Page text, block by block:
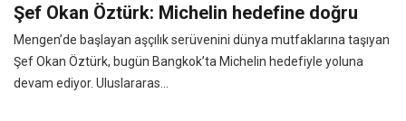
Şef Okan Öztürk: Michelin hedefine doğru
Mengen’de başlayan aşçılık serüvenini dünya mutfaklarına taşıyan
Şef Okan Öztürk, bugün Bangkok’ta Michelin hedefiyle yoluna
devam ediyor. Uluslararas...